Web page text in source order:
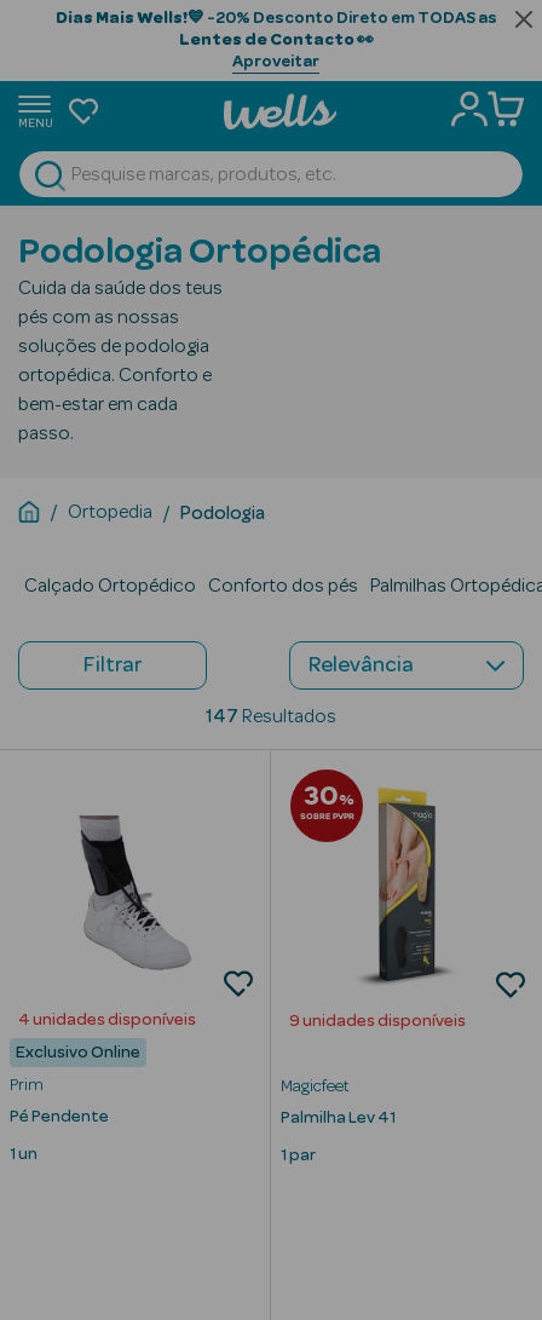
Dias Mais Wells!💙 -20% Desconto Direto em TODAS as
Lentes de Contacto👀
Aproveitar
MENU
Ver Tudo
Beauty Season
Profissional
Beauty Season
Cosmética
Beauty Season
Cabelo
Maquilhagem
Luxo
Beauty Season
Nutricosmética
Perfumes
Beauty Season
Podologia Ortopédica
Cuida da saúde dos teus
pés com as nossas
soluções de podologia
ortopédica. Conforto e
bem-estar em cada
passo.
Ortopedia Podologia
Calçado Ortopédico Conforto dos pés Palmilhas
Filtrar
147 Resultados
4 unidades disponíveis
Exclusivo Online
Prim
Pé Pendente
1 un
30%
SOBRE PVPR
9 unidades disponíveis
Magicfeet
Palmilha Lev 41
1 par